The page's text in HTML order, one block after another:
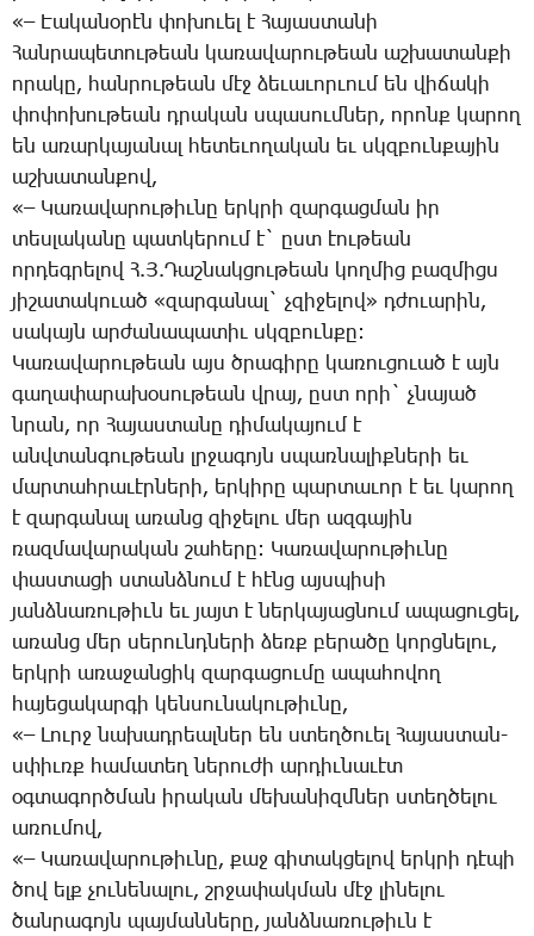
«– Էա­կա­նօ­րէն փո­խո­ւել է ­Հա­յաս­տա­նի
­Հան­րա­պե­տու­թեան կա­ռա­վա­րու­թեան աշ­խա­տան­քի
ո­րա­կը, հան­րու­թեան մէջ ձե­ւա­ւոր­ւում են վի­ճա­կի
փո­փո­խու­թեան դրա­կան սպա­սում­ներ, ո­րոնք կա­րող
են ա­ռար­կա­յա­նալ հե­տե­ւո­ղա­կան եւ սկզբուն­քա­յին
աշ­խա­տան­քով,
«– ­Կա­ռա­վա­րու­թիւ­նը երկ­րի զար­գաց­ման իր
տես­լա­կա­նը պատ­կե­րում է` ըստ էու­թեան
որ­դեգ­րե­լով Հ.Յ.­Դաշ­նակ­ցու­թեան կող­մից բազ­միցս
յի­շա­տա­կո­ւած «զար­գա­նալ` չզի­ջե­լով» դժո­ւա­րին,
սա­կայն ար­ժա­նա­պա­տիւ սկզբուն­քը:
­Կա­ռա­վա­րու­թեան այս ծրա­գի­րը կա­ռու­ցո­ւած է այն
գա­ղա­փա­րա­խօ­սու­թեան վրայ, ըստ ո­րի` չնա­յած
նրան, որ ­Հա­յաս­տա­նը դի­մա­կա­յում է
անվ­տան­գու­թեան լրջա­գոյն սպառ­նա­լիք­նե­րի եւ
մար­տահ­րա­ւէր­նե­րի, եր­կի­րը պար­տա­ւոր է եւ կա­րող
է զար­գա­նալ ա­ռանց զի­ջե­լու մեր ազ­գա­յին
ռազ­մա­վա­րա­կան շա­հե­րը: ­Կա­ռա­վա­րու­թիւ­նը
փաս­տա­ցի ստանձ­նում է հէնց այս­պի­սի
յանձ­նա­ռու­թիւն եւ յայտ է ներ­կա­յաց­նում ա­պա­ցու­ցել,
ա­ռանց մեր սե­րունդ­նե­րի ձեռք բե­րա­ծը կորց­նե­լու,
երկ­րի ա­ռա­ջան­ցիկ զար­գա­ցու­մը ա­պա­հո­վող
հա­յե­ցա­կար­գի կեն­սու­նա­կու­թիւ­նը,
«– ­Լուրջ նա­խադ­րեալ­ներ են ստեղ­ծո­ւել ­Հա­յաս­տան-
սփիւռք հա­մա­տեղ նե­րու­ժի ար­դիւ­նա­ւէտ
օգ­տա­գործ­ման ի­րա­կան մե­խա­նիզմ­ներ ստեղ­ծե­լու
ա­ռու­մով,
«– ­Կա­ռա­վա­րու­թիւ­նը, քաջ գի­տակ­ցե­լով երկ­րի դէ­պի
ծով ելք չու­նե­նա­լու, շրջա­փակ­ման մէջ լի­նե­լու
ծան­րա­գոյն պայ­ման­նե­րը, յանձ­նա­ռու­թիւն է